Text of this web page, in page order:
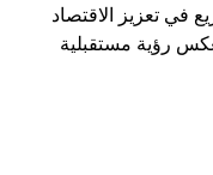
في تعزيز الاقتصاد
رؤية مستقبلية